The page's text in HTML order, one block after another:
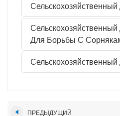
Для Борьбы С
ПРЕДЫДУЩИЙ